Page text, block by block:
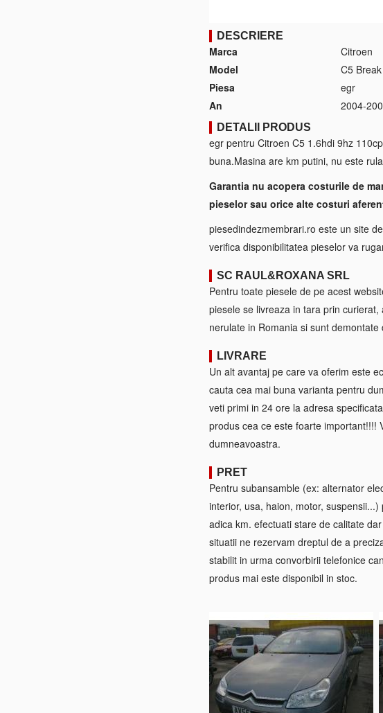
DESCRIERE
Marca
Citroen
Model
C5
Piesa
egr
An
2004-
DETALII PRODUS
egr pentru Citroen C5 1.6hdi 9hz
buna.Masina are km putini, nu este
Garantia nu acopera costurile de
pieselor sau orice alte costuri
piesedindezmembrari.ro este un site
verifica disponibilitatea pieselor va
SC RAUL&ROXANA SRL
Pentru toate piesele de pe acest
piesele se livreaza in tara prin
nerulate in Romania si sunt
LIVRARE
Un alt avantaj pe care va oferim este
cauta cea mai buna varianta pentru
veti primi in 24 ore la adresa
produs cea ce este foarte important!!!!
dumneavoastra.
PRET
Pentru subansamble (ex: alternator
interior, usa, haion, motor,
adica km. efectuati stare de calitate
situatii ne rezervam dreptul de a
stabilit in urma convorbirii telefonice
produs mai este disponibil in stoc.